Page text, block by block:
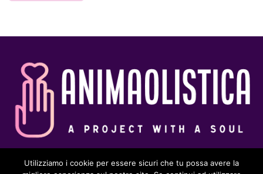
© 2025 Animaolistica
Utilizziamo i cookie per essere sicuri che tu possa avere la